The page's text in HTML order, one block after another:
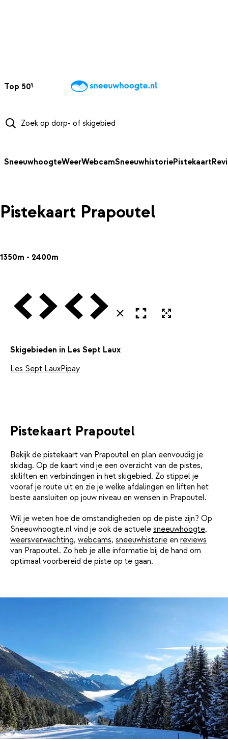
Top 50Webcams WintersportweerKaarten
SneeuwhoogteWeerWebcamSneeuwhistoriePistekaart
Pistekaart Prapoutel
1350m - 2400m
Vorige VolgendeVorige Volgende
SluitenOpen in volledig scherm
Skigebieden in Les Sept Laux
Les Sept LauxPipay
Pistekaart Prapoutel
Bekijk de pistekaart van Prapoutel en plan eenvoudig je
skidag. Op de kaart vind je een overzicht van de pistes,
skiliften en verbindingen in het skigebied. Zo stippel je
vooraf je route uit en zie je welke afdalingen en liften het
beste aansluiten op jouw niveau en wensen in Prapoutel.
Wil je weten hoe de omstandigheden op de piste zijn? Op
Sneeuwhoogte.nl vind je ook de actuele sneeuwhoogte,
weersverwachting, webcams, sneeuwhistorie en reviews
van Prapoutel. Zo heb je alle informatie bij de hand om
optimaal voorbereid de piste op te gaan.